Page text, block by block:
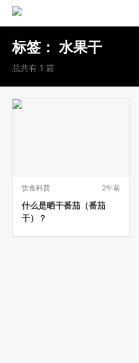
标签： 水果干
总共有 1 篇
饮食科普 2年前
什么是晒干番茄（番茄
干）？